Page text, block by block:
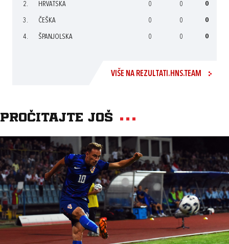
2. HRVATSKA 0 0 0
3. ČEŠKA 0 0 0
4. ŠPANJOLSKA 0 0 0
VIŠE NA REZULTATI.HNS.TEAM
Pročitajte još